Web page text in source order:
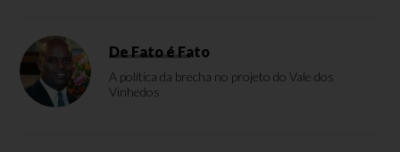
De Fato é Fato
A política da brecha no projeto do Vale dos
Vinhedos